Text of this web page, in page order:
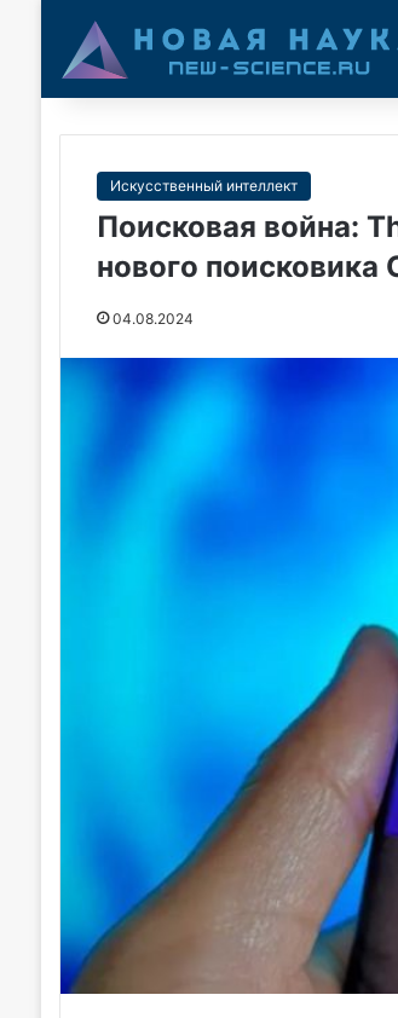
Искусственный интеллект
Поисковая война:
нового поисковика
04.08.2024